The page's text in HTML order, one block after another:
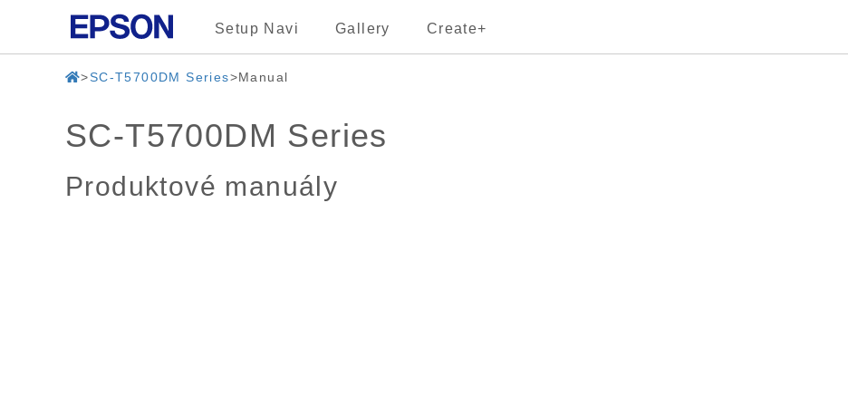
Setup Navi Gallery Create+
SC-T5700DM Series Manual
SC-T5700DM Series
Produktové manuály